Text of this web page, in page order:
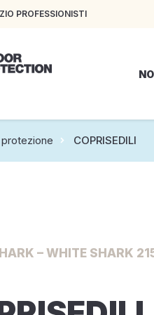
PROFESSIONISTI
COPRISEDILI
– WHITE SHARK